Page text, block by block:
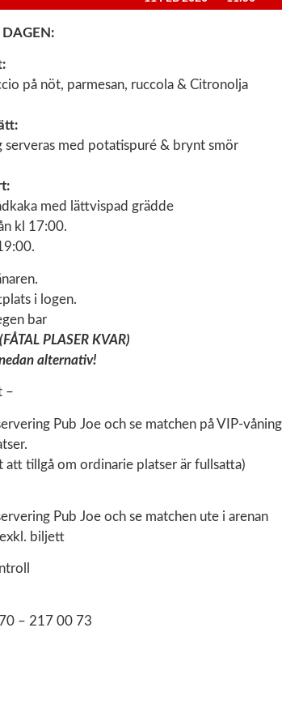
DAGEN:
på nöt, parmesan, ruccola & Citronolja
serveras med potatispuré & brynt smör
med lättvispad grädde
kl 17:00.
i logen.
bar
(FÅTAL PLASER KVAR)
alternativ!
–
Pub Joe och se matchen på VIP-
att tillgå om ordinarie platser är fullsatta)
Pub Joe och se matchen ute i arenan
biljett
– 217 00 73